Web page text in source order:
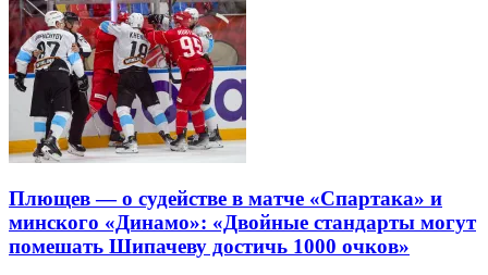
Плющев — о судействе в матче «Спартака» и
минского «Динамо»: «Двойные стандарты могут
помешать Шипачеву достичь 1000 очков»